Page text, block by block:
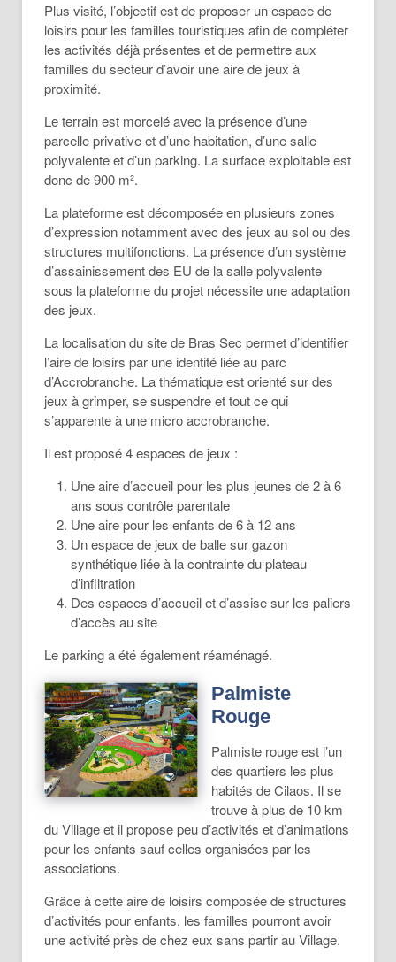
Plus visité, l’objectif est de proposer un espace de
loisirs pour les familles touristiques afin de compléter
les activités déjà présentes et de permettre aux
familles du secteur d’avoir une aire de jeux à
proximité.
Le terrain est morcelé avec la présence d’une
parcelle privative et d’une habitation, d’une salle
polyvalente et d’un parking. La surface exploitable est
donc de 900 m².
La plateforme est décomposée en plusieurs zones
d’expression notamment avec des jeux au sol ou des
structures multifonctions. La présence d’un système
d’assainissement des EU de la salle polyvalente
sous la plateforme du projet nécessite une adaptation
des jeux.
La localisation du site de Bras Sec permet d’identifier
l’aire de loisirs par une identité liée au parc
d’Accrobranche. La thématique est orienté sur des
jeux à grimper, se suspendre et tout ce qui
s’apparente à une micro accrobranche.
Il est proposé 4 espaces de jeux :
Une aire d’accueil pour les plus jeunes de 2 à 6
ans sous contrôle parentale
Une aire pour les enfants de 6 à 12 ans
Un espace de jeux de balle sur gazon
synthétique liée à la contrainte du plateau
d’infiltration
Des espaces d’accueil et d’assise sur les paliers
d’accès au site
Le parking a été également réaménagé.
Palmiste
Rouge
Palmiste rouge est l’un
des quartiers les plus
habités de Cilaos. Il se
trouve à plus de 10 km
du Village et il propose peu d’activités et d’animations
pour les enfants sauf celles organisées par les
associations.
Grâce à cette aire de loisirs composée de structures
d’activités pour enfants, les familles pourront avoir
une activité près de chez eux sans partir au Village.